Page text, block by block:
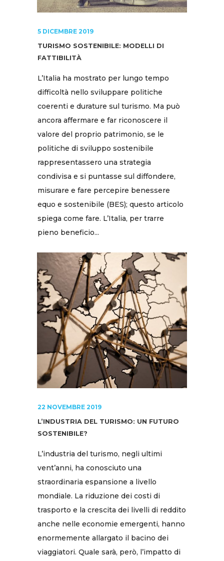
5 DICEMBRE 2019
TURISMO SOSTENIBILE: MODELLI DI
FATTIBILITÀ
L’Italia ha mostrato per lungo tempo
difficoltà nello sviluppare politiche
coerenti e durature sul turismo. Ma può
ancora affermare e far riconoscere il
valore del proprio patrimonio, se le
politiche di sviluppo sostenibile
rappresentassero una strategia
condivisa e si puntasse sul diffondere,
misurare e fare percepire benessere
equo e sostenibile (BES); questo articolo
spiega come fare. L’Italia, per trarre
pieno beneficio...
22 NOVEMBRE 2019
L’INDUSTRIA DEL TURISMO: UN FUTURO
SOSTENIBILE?
L’industria del turismo, negli ultimi
vent’anni, ha conosciuto una
straordinaria espansione a livello
mondiale. La riduzione dei costi di
trasporto e la crescita dei livelli di reddito
anche nelle economie emergenti, hanno
enormemente allargato il bacino dei
viaggiatori. Quale sarà, però, l’impatto di